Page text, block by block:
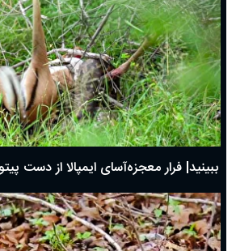
ببینید| فرار معجزه‌آسای ایمپالا از دست